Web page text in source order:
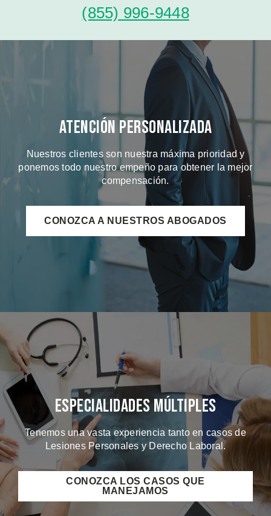
(855) 996-9448
Atención Personalizada
Nuestros clientes son nuestra máxima prioridad y
ponemos todo nuestro empeño para obtener la mejor
compensación.
CONOZCA A NUESTROS ABOGADOS
Especialidades Múltiples
Tenemos una vasta experiencia tanto en casos de
Lesiones Personales y Derecho Laboral.
CONOZCA LOS CASOS QUE
MANEJAMOS